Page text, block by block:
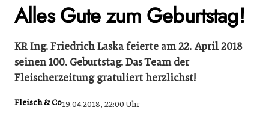
Alles Gute zum Geburtstag!
KR Ing. Friedrich Laska feierte am 22. April 2018
seinen 100. Geburtstag. Das Team der
Fleischerzeitung gratuliert herzlichst!
Fleisch & Co19.04.2018, 22:00 Uhr